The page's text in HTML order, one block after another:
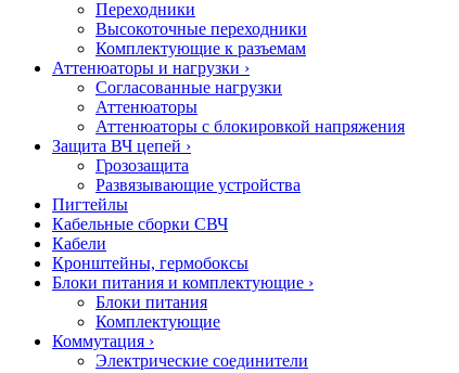
Переходники
Высокоточные переходники
Комплектующие к разъемам
Аттенюаторы и нагрузки ›
Согласованные нагрузки
Аттенюаторы
Аттенюаторы с блокировкой напряжения
Защита ВЧ цепей ›
Грозозащита
Развязывающие устройства
Пигтейлы
Кабельные сборки СВЧ
Кабели
Кронштейны, гермобоксы
Блоки питания и комплектующие ›
Блоки питания
Комплектующие
Коммутация ›
Электрические соединители